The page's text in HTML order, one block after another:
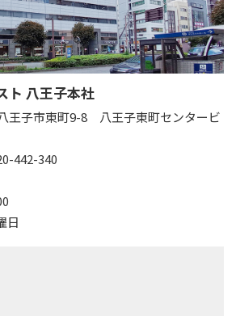
ト 八王子本社
王子市東町9-8 八王子東町センタービ
442-340
日